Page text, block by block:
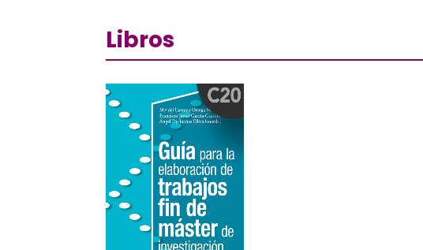
Libros